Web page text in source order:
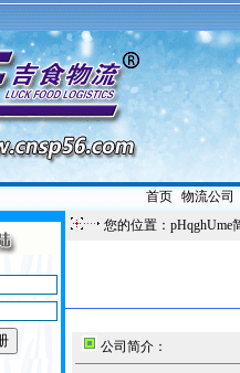
首页| 物流公司
您的位置：pHqghUme
公司简介：